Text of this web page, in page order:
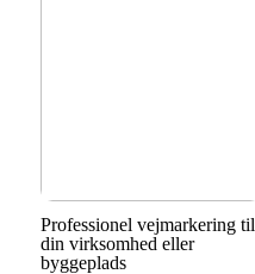
Professionel vejmarkering til
din virksomhed eller
byggeplads